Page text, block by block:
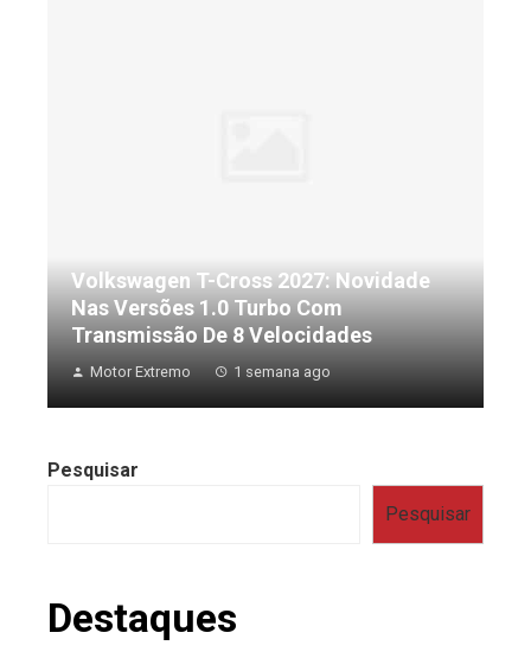
Volkswagen T-Cross 2027: Novidade
Nas Versões 1.0 Turbo Com
Transmissão De 8 Velocidades
Motor Extremo 1 semana ago
Pesquisar
Pesquisar
Destaques